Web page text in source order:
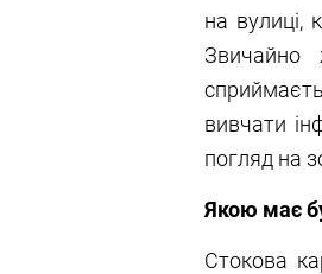
на вулиці,
Звичайно
вивчати
погляд на
Якою має
Стокова